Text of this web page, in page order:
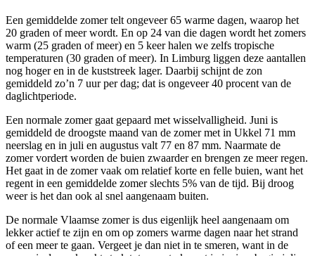
Een gemiddelde zomer telt ongeveer 65 warme dagen, waarop het
20 graden of meer wordt. En op 24 van die dagen wordt het zomers
warm (25 graden of meer) en 5 keer halen we zelfs tropische
temperaturen (30 graden of meer). In Limburg liggen deze aantallen
nog hoger en in de kuststreek lager. Daarbij schijnt de zon
gemiddeld zo’n 7 uur per dag; dat is ongeveer 40 procent van de
daglichtperiode.
Een normale zomer gaat gepaard met wisselvalligheid. Juni is
gemiddeld de droogste maand van de zomer met in Ukkel 71 mm
neerslag en in juli en augustus valt 77 en 87 mm. Naarmate de
zomer vordert worden de buien zwaarder en brengen ze meer regen.
Het gaat in de zomer vaak om relatief korte en felle buien, want het
regent in een gemiddelde zomer slechts 5% van de tijd. Bij droog
weer is het dan ook al snel aangenaam buiten.
De normale Vlaamse zomer is dus eigenlijk heel aangenaam om
lekker actief te zijn en om op zomers warme dagen naar het strand
of een meer te gaan. Vergeet je dan niet in te smeren, want in de